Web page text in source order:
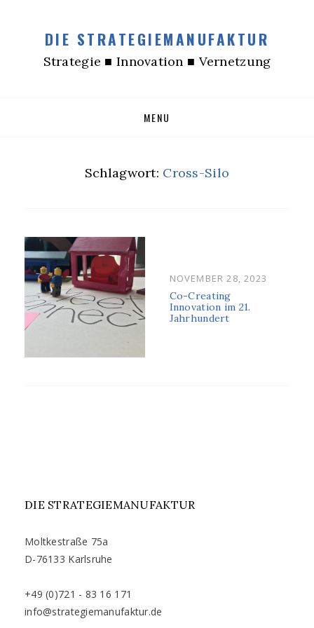
DIE STRATEGIEMANUFAKTUR
Strategie ■ Innovation ■ Vernetzung
MENU
Schlagwort: Cross-Silo
POSTED
ON
NOVEMBER 28, 2023
Co-Creating
Innovation im 21.
Jahrhundert
DIE STRATEGIEMANUFAKTUR
Moltkestraße 75a
D-76133 Karlsruhe
+49 (0)721 - 83 16 171
info@strategiemanufaktur.de